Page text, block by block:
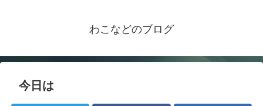
わこなどのブログ
今日は